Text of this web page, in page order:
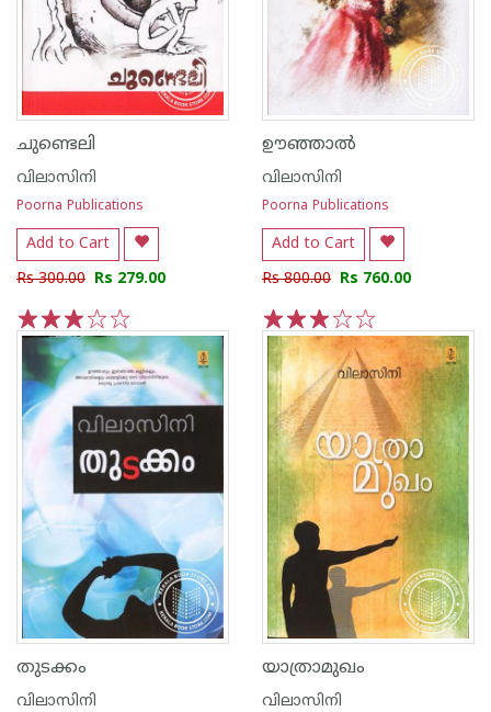
ചുണ്ടെലി
വിലാസിനി
Poorna Publications
Add to Cart
Rs 300.00 Rs 279.00
5
4
3
2
1
ഊഞ്ഞാല്‍
വിലാസിനി
Poorna Publications
Add to Cart
Rs 800.00 Rs 760.00
5
4
3
2
1
തുടക്കം
വിലാസിനി
യാത്രാമുഖം
വിലാസിനി